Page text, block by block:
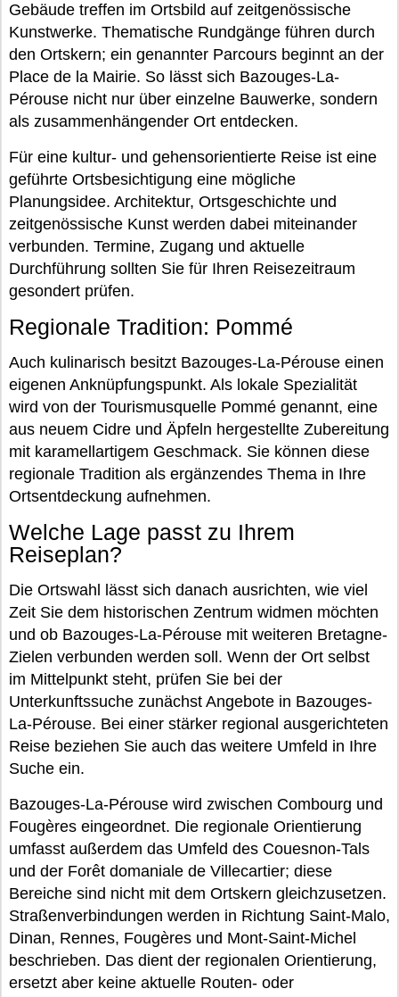
Gebäude treffen im Ortsbild auf zeitgenössische
Kunstwerke. Thematische Rundgänge führen durch
den Ortskern; ein genannter Parcours beginnt an der
Place de la Mairie. So lässt sich Bazouges-La-
Pérouse nicht nur über einzelne Bauwerke, sondern
als zusammenhängender Ort entdecken.
Für eine kultur- und gehensorientierte Reise ist eine
geführte Ortsbesichtigung eine mögliche
Planungsidee. Architektur, Ortsgeschichte und
zeitgenössische Kunst werden dabei miteinander
verbunden. Termine, Zugang und aktuelle
Durchführung sollten Sie für Ihren Reisezeitraum
gesondert prüfen.
Regionale Tradition: Pommé
Auch kulinarisch besitzt Bazouges-La-Pérouse einen
eigenen Anknüpfungspunkt. Als lokale Spezialität
wird von der Tourismusquelle Pommé genannt, eine
aus neuem Cidre und Äpfeln hergestellte Zubereitung
mit karamellartigem Geschmack. Sie können diese
regionale Tradition als ergänzendes Thema in Ihre
Ortsentdeckung aufnehmen.
Welche Lage passt zu Ihrem
Reiseplan?
Die Ortswahl lässt sich danach ausrichten, wie viel
Zeit Sie dem historischen Zentrum widmen möchten
und ob Bazouges-La-Pérouse mit weiteren Bretagne-
Zielen verbunden werden soll. Wenn der Ort selbst
im Mittelpunkt steht, prüfen Sie bei der
Unterkunftssuche zunächst Angebote in Bazouges-
La-Pérouse. Bei einer stärker regional ausgerichteten
Reise beziehen Sie auch das weitere Umfeld in Ihre
Suche ein.
Bazouges-La-Pérouse wird zwischen Combourg und
Fougères eingeordnet. Die regionale Orientierung
umfasst außerdem das Umfeld des Couesnon-Tals
und der Forêt domaniale de Villecartier; diese
Bereiche sind nicht mit dem Ortskern gleichzusetzen.
Straßenverbindungen werden in Richtung Saint-Malo,
Dinan, Rennes, Fougères und Mont-Saint-Michel
beschrieben. Das dient der regionalen Orientierung,
ersetzt aber keine aktuelle Routen- oder